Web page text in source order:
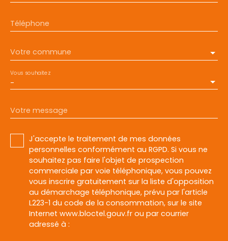
Téléphone
Votre commune
-
Vous souhaitez
Votre message
J'accepte le traitement de mes données
personnelles conformément au RGPD. Si vous ne
souhaitez pas faire l'objet de prospection
commerciale par voie téléphonique, vous pouvez
vous inscrire gratuitement sur la liste d'opposition
au démarchage téléphonique, prévu par l'article
L223-1 du code de la consommation, sur le site
Internet www.bloctel.gouv.fr ou par courrier
adressé à :